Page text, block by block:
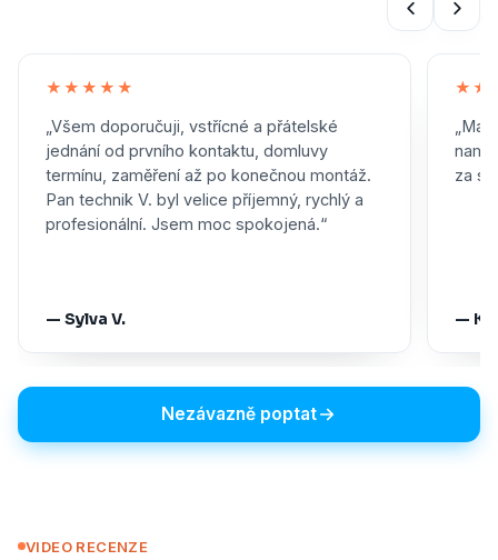
★★★★★
„Všem doporučuji, vstřícné a přátelské
jednání od prvního kontaktu, domluvy
termínu, zaměření až po konečnou montáž.
Pan technik V. byl velice příjemný, rychlý a
profesionální. Jsem moc spokojená.“
— Sylva V.
za
—
Nezávazně poptat
VIDEO RECENZE